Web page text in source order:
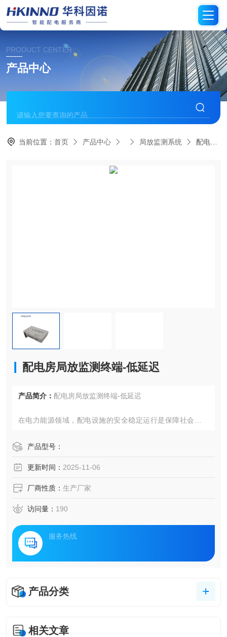
PRODUCT CENTER
产品中心
当前位置：首页 产品中心 局放监测系统 配电房局放监测终端-低延迟
配电房局放监测终端-低延迟
产品简介： 配电房局放监测终端-低延迟
在电力能源领域，配电设施的安全稳定运行是保障社会生产
和设备老化问题的日益凸显，传统的人工巡检模式已难以满
析算法的配电设施监测解决方案正逐步成为行业主流，通过
预防的跨越式升级。
产品型号：
更新时间： 2025-11-06
厂商性质： 生产厂家
访问量： 190
服务热线
产品分类
相关文章